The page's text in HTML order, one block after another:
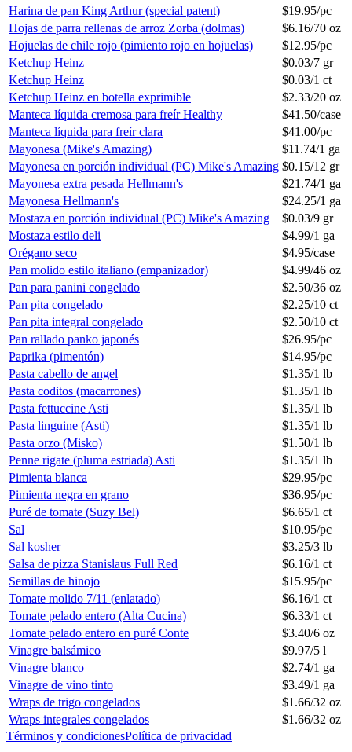
Harina de pan King Arthur (special patent)
$19.95/pc
Hojas de parra rellenas de arroz Zorba (dolmas)
$6.16/70 oz
Hojuelas de chile rojo (pimiento rojo en hojuelas)
$12.95/pc
Ketchup Heinz
$0.03/7 gr
Ketchup Heinz
$0.03/1 ct
Ketchup Heinz en botella exprimible
$2.33/20 oz
Manteca líquida cremosa para freír Healthy
$41.50/case
Manteca líquida para freír clara
$41.00/pc
Mayonesa (Mike's Amazing)
$11.74/1 ga
Mayonesa en porción individual (PC) Mike's Amazing $0.15/12 gr
Mayonesa extra pesada Hellmann's
$21.74/1 ga
Mayonesa Hellmann's
$24.25/1 ga
Mostaza en porción individual (PC) Mike's Amazing
$0.03/9 gr
Mostaza estilo deli
$4.99/1 ga
Orégano seco
$4.95/case
Pan molido estilo italiano (empanizador)
$4.99/46 oz
Pan para panini congelado
$2.50/36 oz
Pan pita congelado
$2.25/10 ct
Pan pita integral congelado
$2.50/10 ct
Pan rallado panko japonés
$26.95/pc
Paprika (pimentón)
$14.95/pc
Pasta cabello de angel
$1.35/1 lb
Pasta coditos (macarrones)
$1.35/1 lb
Pasta fettuccine Asti
$1.35/1 lb
Pasta linguine (Asti)
$1.35/1 lb
Pasta orzo (Misko)
$1.50/1 lb
Penne rigate (pluma estriada) Asti
$1.35/1 lb
Pimienta blanca
$29.95/pc
Pimienta negra en grano
$36.95/pc
Puré de tomate (Suzy Bel)
$6.65/1 ct
Sal
$10.95/pc
Sal kosher
$3.25/3 lb
Salsa de pizza Stanislaus Full Red
$6.16/1 ct
Semillas de hinojo
$15.95/pc
Tomate molido 7/11 (enlatado)
$6.16/1 ct
Tomate pelado entero (Alta Cucina)
$6.33/1 ct
Tomate pelado entero en puré Conte
$3.40/6 oz
Vinagre balsámico
$9.97/5 l
Vinagre blanco
$2.74/1 ga
Vinagre de vino tinto
$3.49/1 ga
Wraps de trigo congelados
$1.66/32 oz
Wraps integrales congelados
$1.66/32 oz
Términos y condicionesPolítica de privacidad